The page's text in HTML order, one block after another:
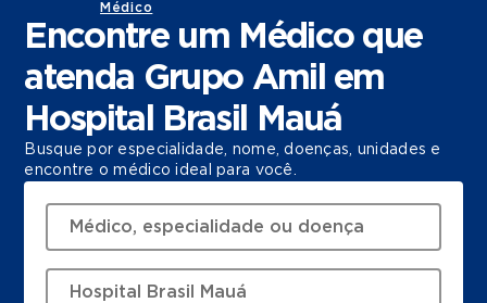
Médico
Encontre um Médico que
atenda Grupo Amil em
Hospital Brasil Mauá
Busque por especialidade, nome, doenças, unidades e
encontre o médico ideal para você.